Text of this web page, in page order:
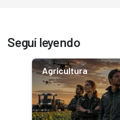
Seguí leyendo
Agricultura